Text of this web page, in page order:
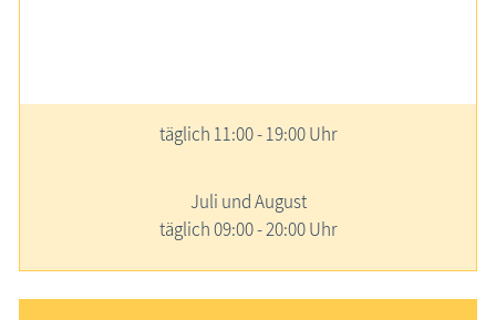
täglich 11:00 - 19:00 Uhr
Juli und August
täglich 09:00 - 20:00 Uhr